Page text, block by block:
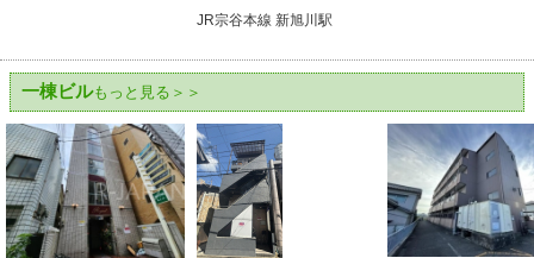
JR宗谷本線 新旭川駅
一棟ビルもっと見る＞＞